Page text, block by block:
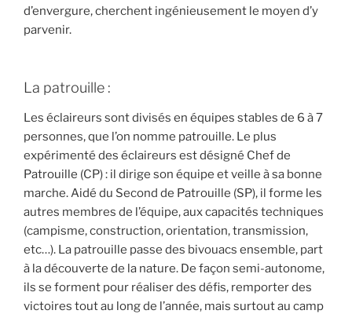
d’envergure, cherchent ingénieusement le moyen d’y
parvenir.
La patrouille :
Les éclaireurs sont divisés en équipes stables de 6 à 7
personnes, que l’on nomme patrouille. Le plus
expérimenté des éclaireurs est désigné Chef de
Patrouille (CP) : il dirige son équipe et veille à sa bonne
marche. Aidé du Second de Patrouille (SP), il forme les
autres membres de l’équipe, aux capacités techniques
(campisme, construction, orientation, transmission,
etc…). La patrouille passe des bivouacs ensemble, part
à la découverte de la nature. De façon semi-autonome,
ils se forment pour réaliser des défis, remporter des
victoires tout au long de l’année, mais surtout au camp